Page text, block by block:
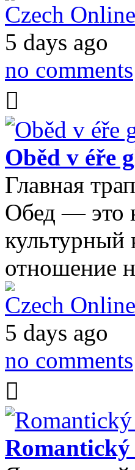
Czech Online
5 days ago
no comments
Oběd v éře
Главная
Обед — это
культурный
отношение
Czech Online
5 days ago
no comments
Romantický